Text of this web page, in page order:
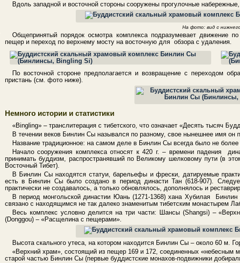
Вдоль западной и восточной стороны сооружены прогулочные
На фото: вид с
Общепринятый порядок осмотра комплекса подразумевает движение
пещер и переход по верхнему мосту на восточную для обзора с удаления.
По восточной стороне предполагается и возвращение с переходом
пристань (см. фото ниже).
Немного истории и статистики
«Bingling» – транслитерация с тибетского, что означает «Десять тысяч
В течении веков Бинлин Сы назывался по разному, свое нынешнее имя он
Название традиционное: на самом деле в Бинлин Сы всегда было не
Начало сооружения комплекса относят к 420 г. – времени падения
принимать буддизм, распространявший по Великому шелковому пути (в
Восточный Тибет).
В Бинлин Сы находятся статуи, барельефы и фрески, датируемые
есть в Бинлин Сы было создано в период династи Тан (618-907).
практически не создавалось, а только обновлялось, дополнялось и
В период монгольской династии Юань (1271-1368) хана Хубилая
связано с находящимся не так далеко знаменитым тибетским монастырем
Весь комплекс условно делится на три части: Шансы (Shangsi) –
(Donggou) – «Расщелина с пещерами».
Высота скального утеса, на котором находится Бинлин Сы – около 60 м.
«Верхний храм», состоящий из пещер 169 и 172, соединенных «небесным
старой частью Бинлин Сы (первые буддистские монахов-подвижники